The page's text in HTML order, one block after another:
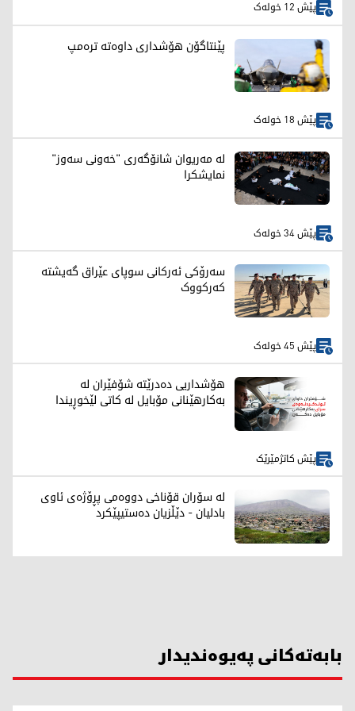
پێش 12 خولەک
پێنتاگۆن هۆشداری داوەتە ترەمپ
پێش 18 خولەک
لە مەریوان شانۆگەری "خەونی سەوز"
نمایشکرا
پێش 34 خولەک
سەرۆکی ئەرکانی سوپای عێراق گەیشتە
کەرکووک
پێش 45 خولەک
هۆشداریی دەدرێتە شۆفێران لە
بەکارهێنانی مۆبایل لە کاتی لێخوڕیندا
پێش کاتژمێرێک
لە سۆران قۆناخی دووەمی پڕۆژەی ئاوی
بادلیان - دێڵزیان دەستیپێکرد
بابەتەکانی پەیوەندیدار